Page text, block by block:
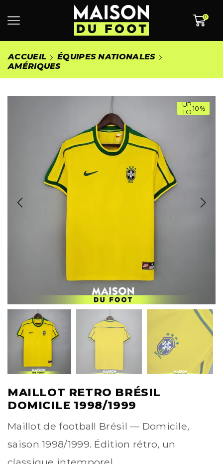
0
ACCUEIL
ÉQUIPES NATIONALES
AMÉRIQUES
UP
TO10%
MAILLOT RETRO BRÉSIL
DOMICILE 1998/1999
Maillot de football Brésil — Domicile,
saison 1998/1999. Édition rétro, un